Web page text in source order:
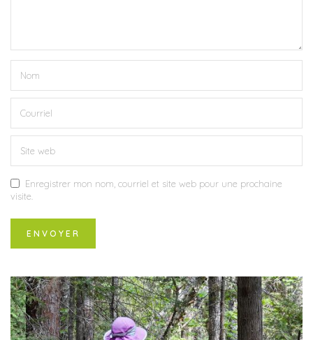
Enregistrer mon nom, courriel et site web pour une prochaine
visite.